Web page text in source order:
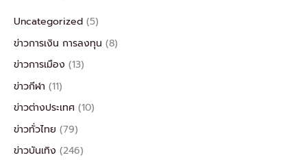
Uncategorized (5)
ข่าวการเงิน การลงทุน (8)
ข่าวการเมือง (13)
ข่าวกีฬา (11)
ข่าวต่างประเทศ (10)
ข่าวทั่วไทย (79)
ข่าวบันเทิง (246)